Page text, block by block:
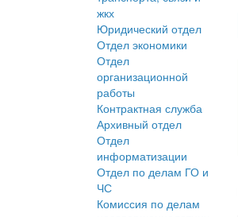
жкх
Юридический отдел
Отдел экономики
Отдел
организационной
работы
Контрактная служба
Архивный отдел
Отдел
информатизации
Отдел по делам ГО и
ЧС
Комиссия по делам